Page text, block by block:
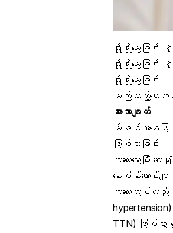
ရိုးရိုးမွေးခြင်
ရိုးရိုးမွေးခြင်
ရိုးရိုးမွေးခြင်း
မည်သည့်ဆေးအ
အားသာချက်
မိခင်အနေဖြ
ဖြစ်လာခြင်း
ကလေးမွေးပြီ
နေပြန်ကောင်း
ကလေးတွင်လည်း အ
TTN) ဖြစ်ပွာ